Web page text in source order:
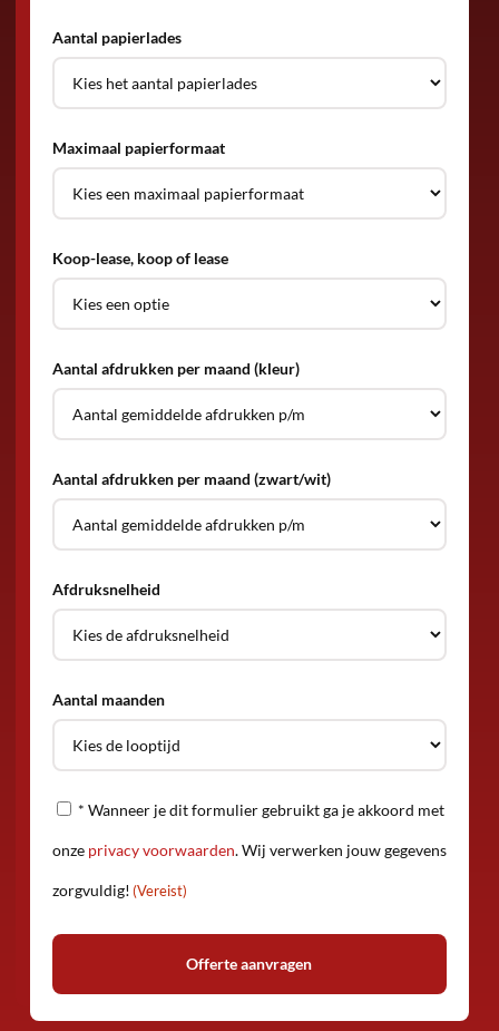
Aantal papierlades
Maximaal papierformaat
Koop-lease, koop of lease
Aantal afdrukken per maand (kleur)
Aantal afdrukken per maand (zwart/wit)
Afdruksnelheid
Aantal maanden
Privacy
(Vereist)
* Wanneer je dit formulier gebruikt ga je akkoord met
onze privacy voorwaarden. Wij verwerken jouw gegevens
zorgvuldig! (Vereist)